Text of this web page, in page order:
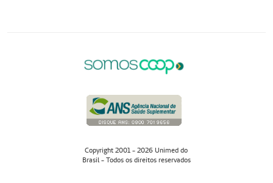
Copyright 2001 - 2026 Unimed do
Brasil - Todos os direitos reservados